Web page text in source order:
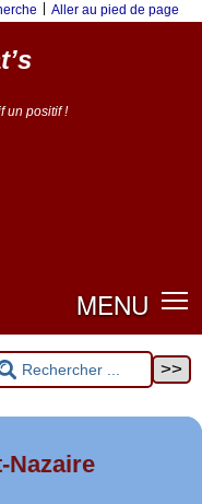
Aller au pied de page
un positif !
MENU
!
Nazaire